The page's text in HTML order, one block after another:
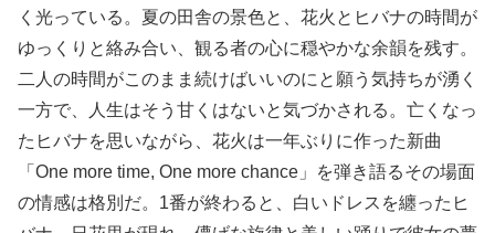
く光っている。夏の田舎の景色と、花火とヒバナの時間が
ゆっくりと絡み合い、観る者の心に穏やかな余韻を残す。
二人の時間がこのまま続けばいいのにと願う気持ちが湧く
一方で、人生はそう甘くはないと気づかされる。亡くなっ
たヒバナを思いながら、花火は一年ぶりに作った新曲
「One more time, One more chance」を弾き語るその場面
の情感は格別だ。1番が終わると、白いドレスを纏ったヒ